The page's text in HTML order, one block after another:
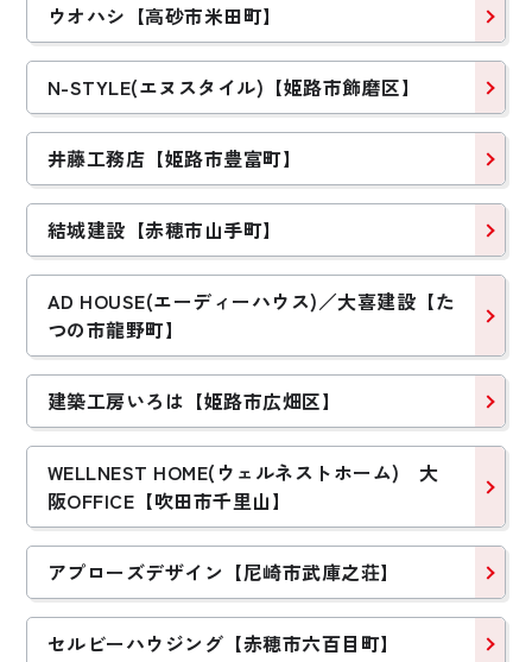
ウオハシ【高砂市米田町】
N-STYLE(エヌスタイル)【姫路市飾磨区】
井藤工務店【姫路市豊富町】
結城建設【赤穂市山手町】
AD HOUSE(エーディーハウス)／大喜建設【た
つの市龍野町】
建築工房いろは【姫路市広畑区】
WELLNEST HOME(ウェルネストホーム) 大
阪OFFICE【吹田市千里山】
アプローズデザイン【尼崎市武庫之荘】
セルビーハウジング【赤穂市六百目町】